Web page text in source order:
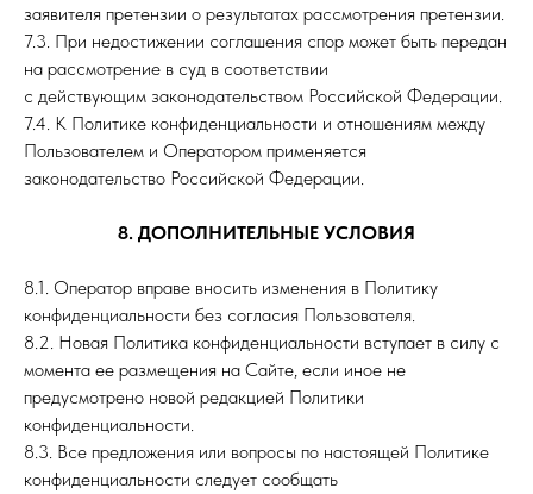
заявителя претензии о результатах рассмотрения претензии.
7.3. При недостижении соглашения спор может быть передан
на рассмотрение в суд в соответствии
с действующим законодательством Российской Федерации.
7.4. К Политике конфиденциальности и отношениям между
Пользователем и Оператором применяется
законодательство Российской Федерации.
8. ДОПОЛНИТЕЛЬНЫЕ УСЛОВИЯ
8.1. Оператор вправе вносить изменения в Политику
конфиденциальности без согласия Пользователя.
8.2. Новая Политика конфиденциальности вступает в силу с
момента ее размещения на Сайте, если иное не
предусмотрено новой редакцией Политики
конфиденциальности.
8.3. Все предложения или вопросы по настоящей Политике
конфиденциальности следует сообщать